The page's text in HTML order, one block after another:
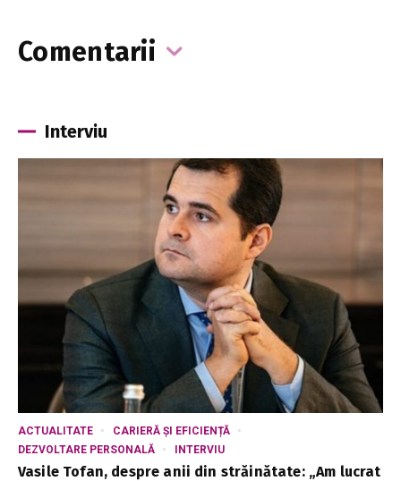
Comentarii
Interviu
ACTUALITATE
CARIERĂ ȘI EFICIENȚĂ
DEZVOLTARE PERSONALĂ
INTERVIU
Vasile Tofan, despre anii din străinătate: „Am lucrat